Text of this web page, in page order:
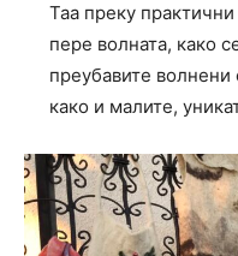
Таа преку
пере волната, како
преубавите
како и малите,